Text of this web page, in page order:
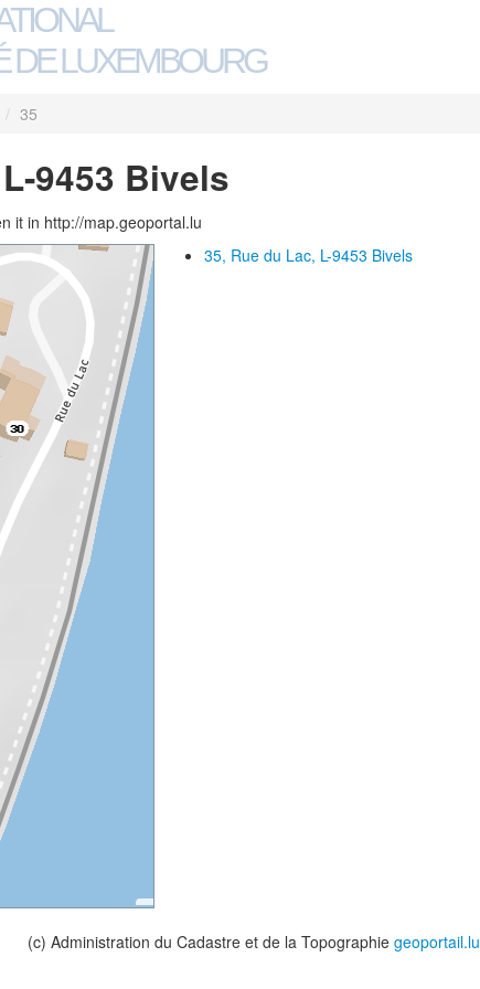
DE LUXEMBOURG
/ 35
9453 Bivels
it in http://map.geoportal.lu
35, Rue du Lac, L-9453 Bivels
(c) Administration du Cadastre et de la Topographie geoportail.lu